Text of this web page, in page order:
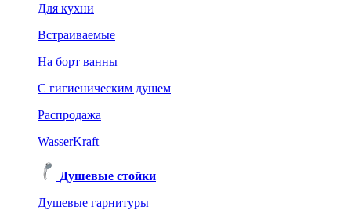
Для кухни
Встраиваемые
На борт ванны
C гигиеническим душем
Распродажа
WasserKraft
Душевые стойки
Душевые гарнитуры